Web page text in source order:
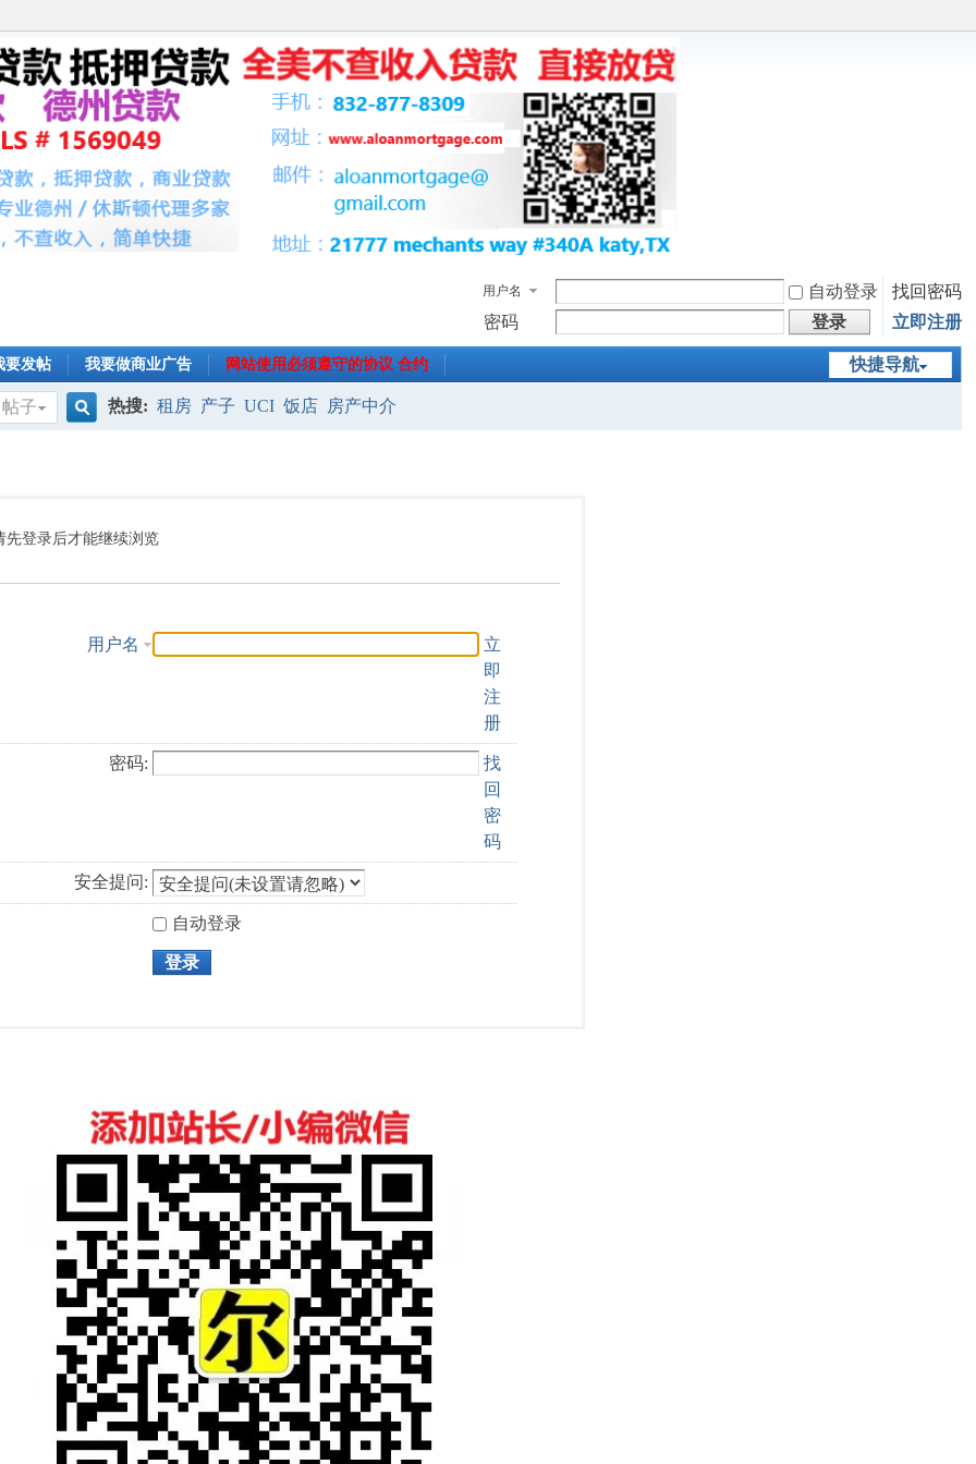
用户名 自动登录
找回密码
密码
登录 立即注册
快捷导航
要发帖 我要做商业广告 网站使用必须遵守的协议 合约
帖子
索
热搜: 租房 产子 UCI 饭店 房产中介
先登录后才能继续浏览
用户名
立
即
注
册
密码:
找
回
密
码
安全提问:
自动登录
登录